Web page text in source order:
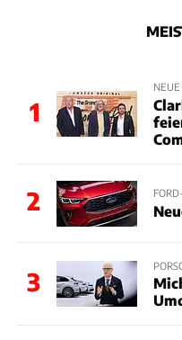
1
2
3